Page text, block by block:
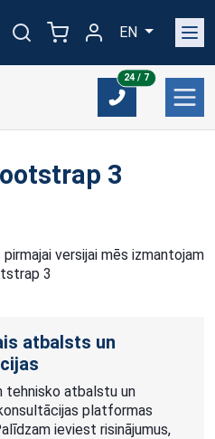
EN
24 / 724/7
3
atbalsts un
tehnisko atbalstu un
platformas
ieviest risinājumus,